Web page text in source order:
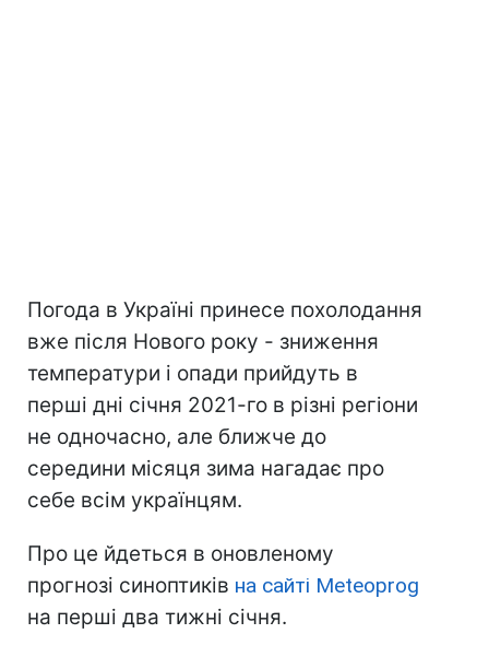
Погода в Україні принесе похолодання
вже після Нового року - зниження
температури і опади прийдуть в
перші дні січня 2021-го в різні регіони
не одночасно, але ближче до
середини місяця зима нагадає про
себе всім українцям.
Про це йдеться в оновленому
прогнозі синоптиків на сайті Meteoprog
на перші два тижні січня.